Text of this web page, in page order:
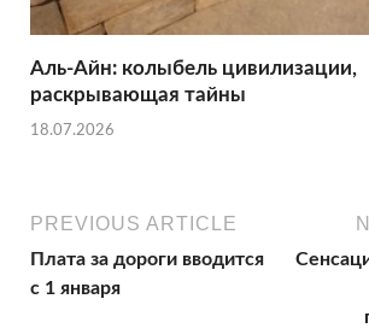
Аль-Айн: колыбель цивилизации,
раскрывающая тайны
18.07.2026
PREVIOUS ARTICLE
Плата за дороги вводится
с 1 января